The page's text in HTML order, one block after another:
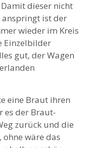
dieser nicht
anspringt ist der
wieder im Kreis
Einzelbilder
gut, der Wagen
eine Braut ihren
es der Braut-
zurück und die
ohne wäre das